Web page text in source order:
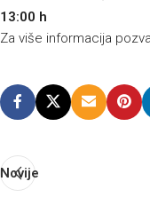
13:00 h
Za više informacija
Novije